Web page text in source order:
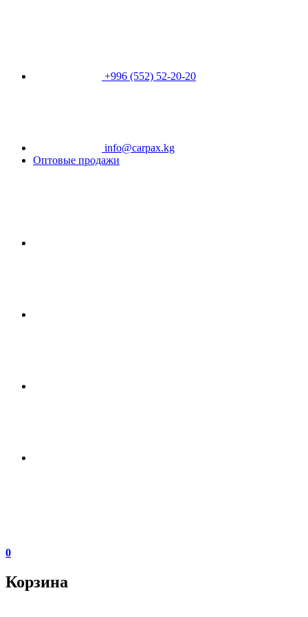
+996 (552) 52-20-20
info@carpax.kg
Оптовые продажи
0
Корзина